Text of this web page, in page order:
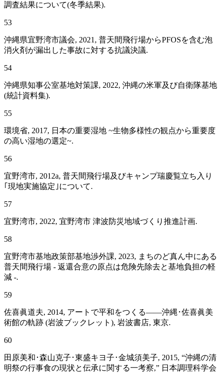
調査結果について(冬季結果).
53
沖縄県宜野湾市議会, 2021, 普天間飛行場からPFOSを含む泡
消火剤が漏出した事故に対する抗議決議.
54
沖縄県知事公室基地対策課, 2022, 沖縄の米軍及び自衛隊基地
(統計資料集).
55
環境省, 2017, 日本の重要湿地 ~生物多様性の観点から重要度
の高い湿地の選定~.
56
宜野湾市, 2012a, 普天間飛行場及びキャンプ瑞慶覧立ち入り
｢現地実施協定｣について.
57
宜野湾市, 2022, 宜野湾市 津波防災地域づくり推進計画.
58
宜野湾市基地政策部基地渉外課, 2023, まちのど真ん中にある
普天間飛行場 - 返還合意の原点は危険先除去と基地負担の軽
減 -.
59
佐喜眞道夫, 2014, アートで平和をつくる――沖縄･佐喜眞美
術館の軌跡 (岩波ブックレット), 岩波書店, 東京.
60
田原美和･森山克子･東盛キヨ子･金城須美子, 2015, “沖縄の清
明祭の行事食の現状と伝承に関する一考察,” 日本調理科学会